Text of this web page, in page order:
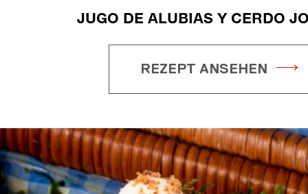
JUGO DE ALUBIAS Y CERDO
REZEPT ANSEHEN